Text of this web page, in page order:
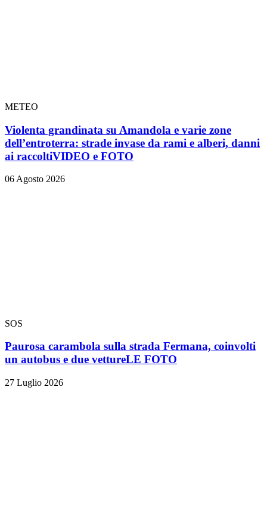
METEO
Violenta grandinata su Amandola e varie zone
dell’entroterra: strade invase da rami e alberi, danni
ai raccoltiVIDEO e FOTO
06 Agosto 2026
SOS
Paurosa carambola sulla strada Fermana, coinvolti
un autobus e due vettureLE FOTO
27 Luglio 2026